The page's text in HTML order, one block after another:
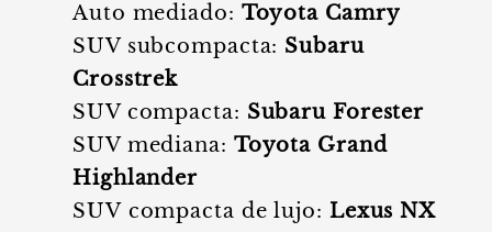
Auto mediado: Toyota Camry
SUV subcompacta: Subaru
Crosstrek
SUV compacta: Subaru Forester
SUV mediana: Toyota Grand
Highlander
SUV compacta de lujo: Lexus NX